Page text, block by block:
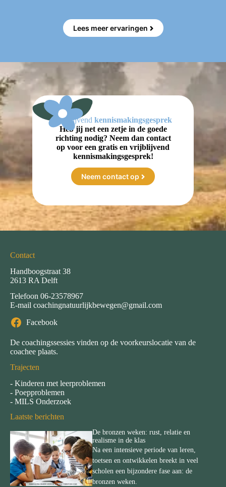
Lees meer ervaringen
Vrijblijvend kennismakingsgesprek
Heb jij net een zetje in de goede
richting nodig? Neem dan contact
op voor een gratis en vrijblijvend
kennismakingsgesprek!
Neem contact op
Contact
Handboogstraat 38
2613 RA Delft
Telefoon 06-23578967
E-mail coachingnatuurlijkbewegen@gmail.com
Facebook
De coachingssessies vinden op de voorkeurslocatie van de
coachee plaats.
Trajecten
- Kinderen met leerproblemen
- Poepproblemen
- MILS Onderzoek
Laatste berichten
De bronzen weken: rust, relatie en
realisme in de klas
Na een intensieve periode van leren,
toetsen en ontwikkelen breekt in veel
scholen een bijzondere fase aan: de
bronzen weken.